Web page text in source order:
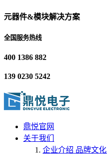
元器件&模块解决方案
全国服务热线
400 1386 882
139 0230 5242
鼎悦官网
关于我们
企业介绍 品牌文化